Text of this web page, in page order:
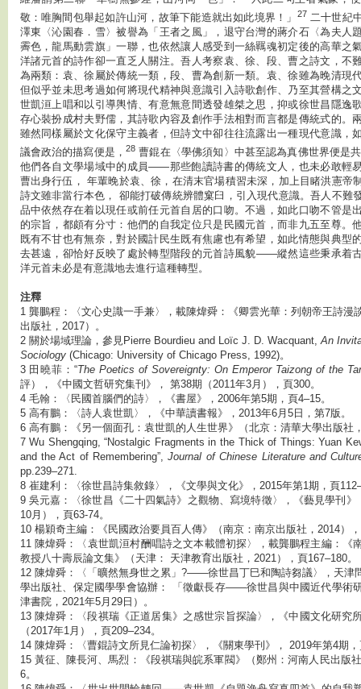
敬：唯胸間包舉起如許山河，故筆下能造就出如此境界！」
27 二十世紀
澤東〈沁園春．雪〉被譽為「王者之風」，退守台灣的蔣介石〈為夫人
霽色，龍馬動雲旗」一聯，也依然讓人感受到一絲羈魂初定後的高華之
洋諸元首的詩作卻一直乏人關注。吾人考察袁、徐、段、曹之詩文，不
為兩類：袁、徐屬於傳統一類，段、曹為創新一類。袁、徐雖為晚清現
但似乎並未思考過如何將現代精神與意識引入詩歌創作、乃至其營構之
世凱洹上唱和以引導輿情、有意無意間透發雄桀之思，抑或徐世昌隱逸
存心裝扮成村夫野儒，其詩歌內容及創作手法相對而言都是傳統式的。
雖然同樣屬於文化保守主義者，但詩文中卻往往流露出一種現代意識，
議會政治的描寫便是，28 曹錕在〈學佛須知〉中甚至認為真佛世界便是
他們各自文學場域中的成員——那些飽讀詩書的傳統文人，也未必敢輕
曹出身行伍， 年輩晚於袁、徐，在清末官場積習未深，加上目睹洪憲帝
詩文雖非當行本色， 卻能打破傳統辨體窠臼，引入現代意識。吾人不難
品中依然存在着以現任或前任元首自居的口吻。不過，如此口吻不管是
的宗旨，都頗有分寸：他們的自我定位只是民國元首，而非九五至尊。
既有不甘也有無奈，對於國計民生既有焦慮也有希望，如此情態與典型
去甚遠，卻恰好反映了處於轉型階段的元首詩風貌——縱然這些秉承着
洋元首未必是有意識地去進行這種轉型。
注釋
1 龔鵬程：〈文心史識一手兼〉，載陳煒舜：《卿雲光華：列朝帝王詩漫
出版社，2017）。
2 關於場域理論，參見Pierre Bourdieu and Loïc J. D. Wacquant,An
Sociology (Chicago: University of Chicago Press, 1992)。
3 田曉菲：“The Poetics of Sovereignty: On Emperor Taizong of the
評），《中國文哲研究集刊》， 第38期（2011年3月），頁300。
4 毛翰：〈民國首腦們的詩〉，《書屋》，2006年第5期，頁4–15。
5 高有鵬：〈詩人袁世凱〉，《中華讀書報》，2013年6月5日，第7版。
6 高有鵬：《另一個面孔：袁世凱的人生世界》（北京：清華大學出版社
7 Wu Shengqing, “Nostalgic Fragments in the Thick of Things: Yuan
and the Act of Remembering”,Journal of Chinese Literature and
pp.239–271.
8 崔建利：〈徐世昌詩集敘錄〉，《文學與文化》，2015年第1期，頁
9 吳元嘉：〈徐世昌《二十四氣詩》之觀物、寫境特徵〉，《藝見學刊》
10月），頁63-74。
10 楊穎奇主編：《民國政治要員百人傳》（南京：南京出版社，2014）
11 陳煒舜：〈袁世凱洹村酬唱詩之文本載體初探〉，載龔鵬程主編：《
教授八十壽辰論文集》（天津： 天津教育出版社，2021），頁167–180。
12 陳煒舜：〈「曠然無身世之累」?——徐世昌丁巳和陶詩芻議〉，天津
學出版社、保定國學學會協辦： 「徵獻長存——徐世昌與中國近代學術
津書院，2021年5月29日）。
13 陳煒舜：〈段祺瑞《正道居集》之感世宗旨探論〉，《中國文化研究
（2017年1月），頁209–234。
14 陳煒舜：〈曹錕詩文所見仁論初探〉，《關東學刊》， 2019年第4期
15 黃征、陳長河、馬烈：《段祺瑞與皖系軍閥》（鄭州：河南人民出版
6。